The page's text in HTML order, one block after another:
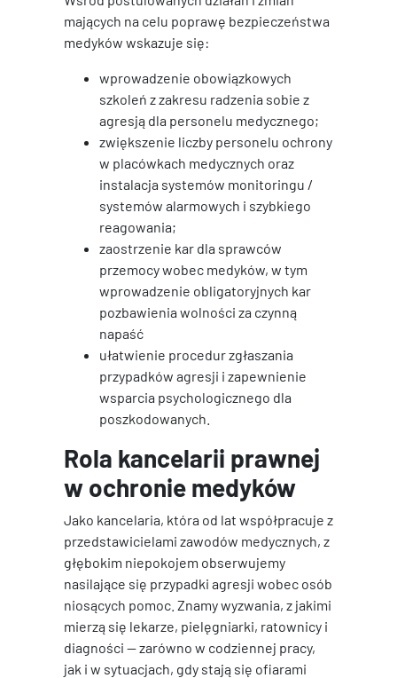
mających na celu poprawę bezpieczeństwa
medyków wskazuje się:
wprowadzenie obowiązkowych
szkoleń z zakresu radzenia sobie z
agresją dla personelu medycznego;
zwiększenie liczby personelu ochrony
w placówkach medycznych oraz
instalacja systemów monitoringu /
systemów alarmowych i szybkiego
reagowania;
zaostrzenie kar dla sprawców
przemocy wobec medyków, w tym
wprowadzenie obligatoryjnych kar
pozbawienia wolności za czynną
napaść
ułatwienie procedur zgłaszania
przypadków agresji i zapewnienie
wsparcia psychologicznego dla
poszkodowanych.
Rola kancelarii prawnej
w ochronie medyków
Jako kancelaria, która od lat współpracuje z
przedstawicielami zawodów medycznych, z
głębokim niepokojem obserwujemy
nasilające się przypadki agresji wobec osób
niosących pomoc. Znamy wyzwania, z jakimi
mierzą się lekarze, pielęgniarki, ratownicy i
diagności — zarówno w codziennej pracy,
jak i w sytuacjach, gdy stają się ofiarami